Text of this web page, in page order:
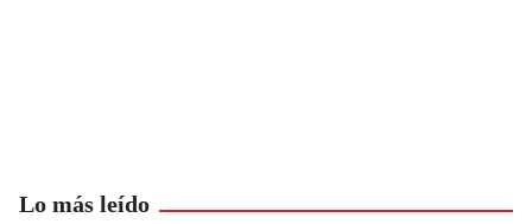
Lo más leído